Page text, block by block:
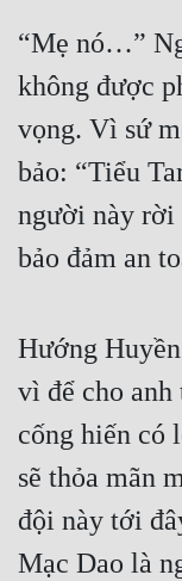
“Mẹ nó…”
không được
vọng. Vì sứ
bảo: “Tiểu
người này rời
bảo đảm an
Hướng
vì để cho
cống hiến có
sẽ thỏa mãn
đội này tới
Mạc Dao là